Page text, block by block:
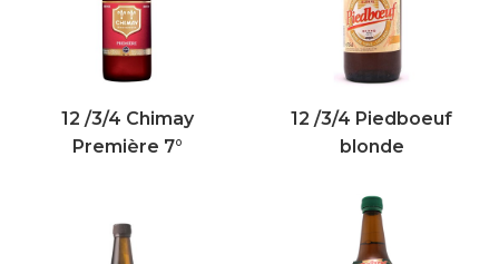
12 /3/4 Chimay
Première 7°
12 /3/4 Piedboeuf
blonde